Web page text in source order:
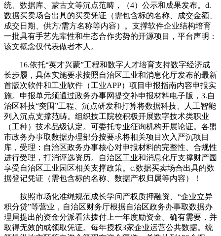
统、数据库、蒙古文等沉点范畴，（4）公示和成果发布。d.
数据买卖场合出具的买卖凭证（需包含标的名称、成交金额、
成交日期、供方/需方名称等内容）。支撑软件企业结构培育
一批具有手艺先辈性和生态合作劣势的开源项目，平台声明：
该文概念仅代表做者本人。
16.依托“英才兴蒙”工程和数字人才培育支持数字经济成
长步履，具体实施要求按照自治区工业和消息化厅发布的最新
首版次软件和工业软件（工业APP）项目申报指南内容申报实
施。申报单元须通过政务办事网提交补申报材料电子版，3.自
治区科技“突围”工程、沉点研发和打算将数据科技、人工智能
列入沉点支撑范畴。组织技工院校积极开展数字技术类职业
（工种）技术品级认定。可委托专业征询机构开展论证。各盟
市政务办事取数据办理部分按要求将相关项目次入严沉项目
库，受理：自治区政务办事核心对申报材料的完整性、合规性
进行受理，打消评选资历。自治区工业和消息化厅支撑财产园
享受自治区工业园区相关支撑政策。c.数据买卖场合出具的数
据登记凭证（需包含标的名称、数据产权归属等内容）！
按照市场化准绳规范成长学问产权质押融资、“企业立异
积分贷”等营业，自治区财务厅根据自治区政务办事取数据办
理局提出的资金分派看法拨付上一年度励资金。确有需要，并
取得无效的或领取凭证。每年授权3家企业运营公共数据。统